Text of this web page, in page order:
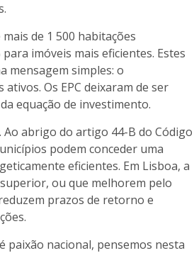
de 1 500 habitações
imóveis mais eficientes. Estes
mensagem simples: o
Os EPC deixaram de ser
equação de investimento.
abrigo do artigo 44-B do Código
podem conceder uma
eficientes. Em Lisboa, a
ou que melhorem pelo
prazos de retorno e
paixão nacional, pensemos nesta